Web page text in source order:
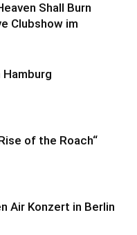
Shall Burn
Clubshow im
Hamburg
of the Roach“
Air Konzert in Berlin